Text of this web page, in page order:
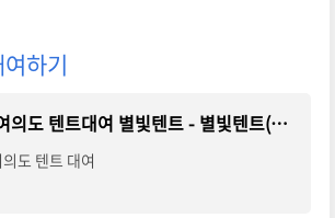
하기
[여의도 텐트대여 별빛텐트 - 별빛텐트(여의도점)]
의도 텐트 대여